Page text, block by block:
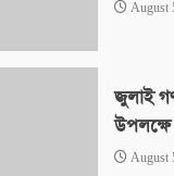
August
জুলাই
উপলক্ষে
August